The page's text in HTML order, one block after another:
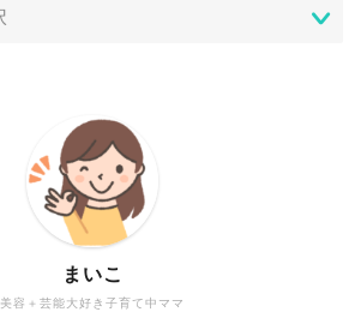
美容＋芸能大好き子育て中ママ
まいこ